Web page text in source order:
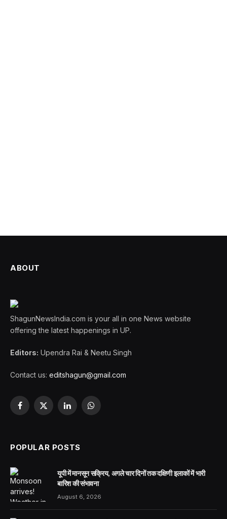
ABOUT
ShagunNewsIndia.com is your all in one News website
offering the latest happenings in UP.
Editors: Upendra Rai & Neetu Singh
Contact us: editshagun@gmail.com
Facebook
X
LinkedInWhatsApp
POPULAR POSTS
यूपी में मानसून सक्रिय, अगले चार दिनों तक दक्षिणी इलाकों में भारी
बारिश की संभावना
August 6, 2026